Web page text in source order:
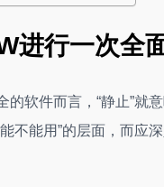
进行一次全
的软件而言，“静止”就
不能用”的层面，而应